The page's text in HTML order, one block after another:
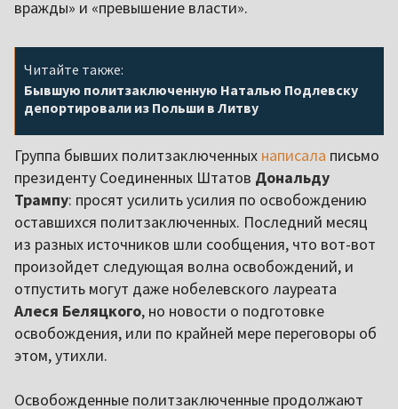
вражды» и «превышение власти».
Читайте также:
Бывшую политзаключенную Наталью Подлевску
депортировали из Польши в Литву
Группа бывших политзаключенных написала письмо
президенту Соединенных Штатов Дональду
Трампу: просят усилить усилия по освобождению
оставшихся политзаключенных. Последний месяц
из разных источников шли сообщения, что вот-вот
произойдет следующая волна освобождений, и
отпустить могут даже нобелевского лауреата
Алеся Беляцкого, но новости о подготовке
освобождения, или по крайней мере переговоры об
этом, утихли.
Освобожденные политзаключенные продолжают